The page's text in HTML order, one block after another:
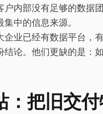
户内部没有足够的数据
中的信息来源。
企业已经有数据平台，
论。他们更缺的是：
：把旧交